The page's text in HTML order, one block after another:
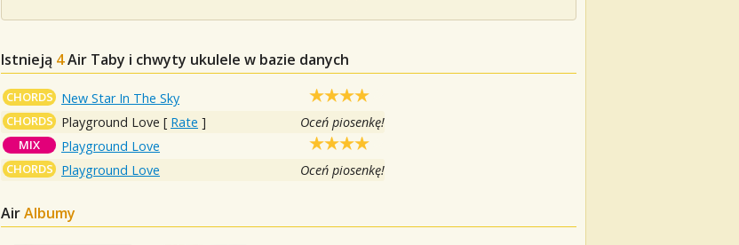
Istnieją 4Air Taby i chwyty ukulele w bazie danych
CHORDS New Star In The Sky
CHORDS Playground Love [ Rate ] Oceń piosenkę!
MIX Playground Love
CHORDS Playground Love Oceń piosenkę!
AirAlbumy